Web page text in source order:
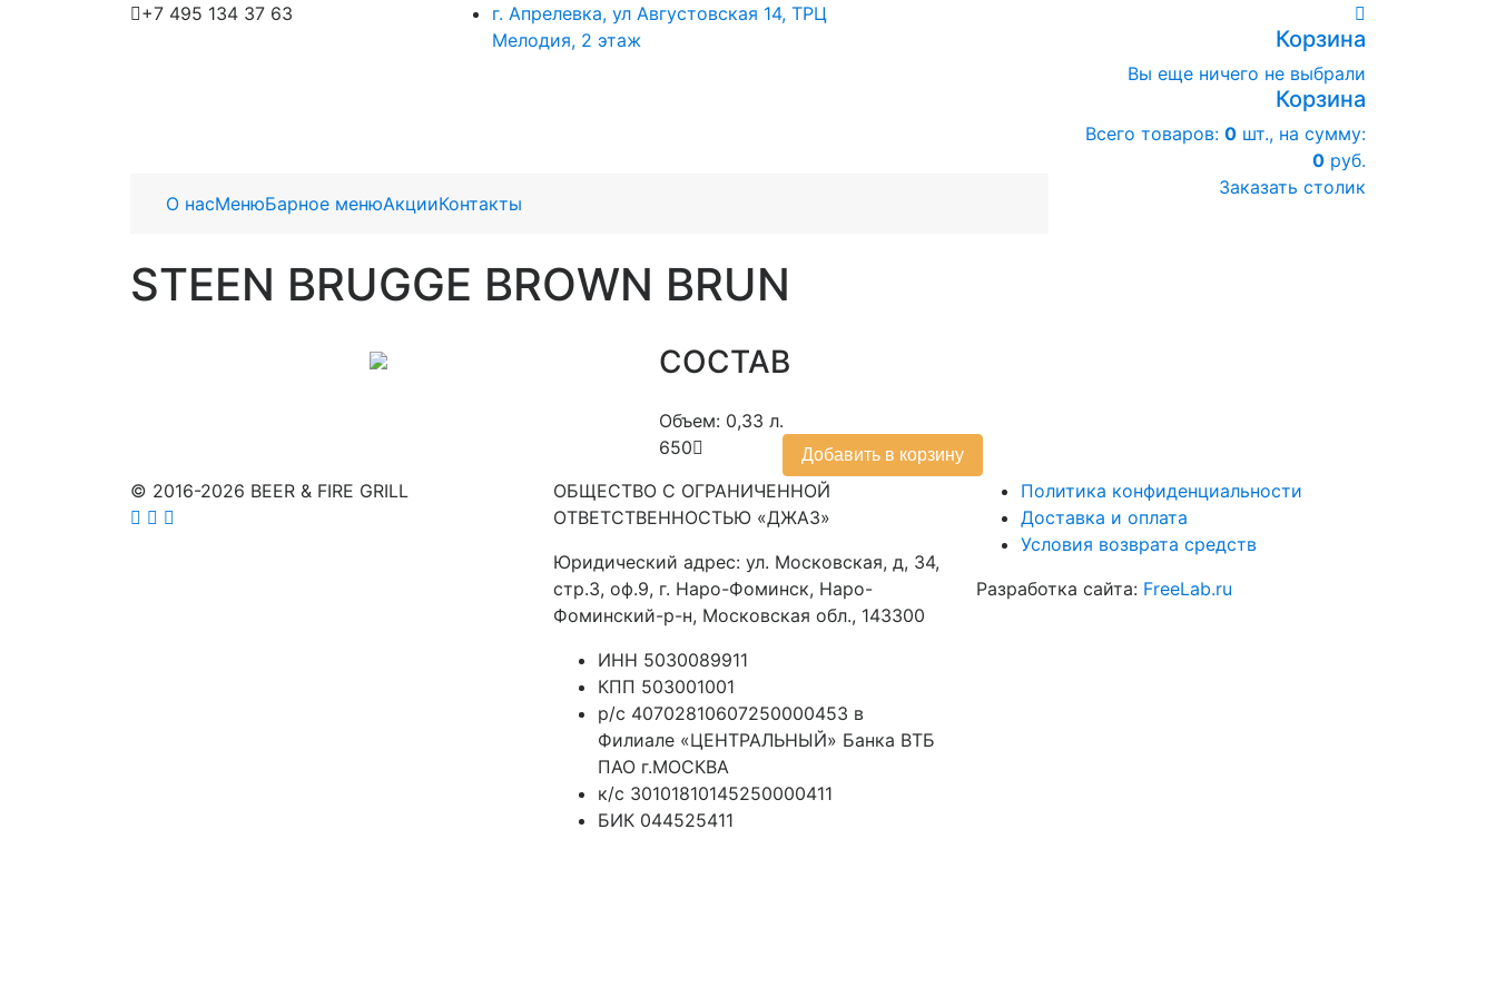
+7 495 134 37 63
г. Апрелевка, ул Августовская 14, ТРЦ
Мелодия, 2 этаж
Корзина
Вы еще ничего не выбрали
Корзина
Всего товаров: 0 шт., на сумму:
0 руб.
О насМенюБарное менюАкцииКонтакты
Заказать столик
STEEN BRUGGE BROWN BRUN
СОСТАВ
Объем: 0,33 л.
650
Добавить в корзину
© 2016-2026 BEER & FIRE GRILL
ОБЩЕСТВО С ОГРАНИЧЕННОЙ
ОТВЕТСТВЕННОСТЬЮ «ДЖАЗ»
Юридический адрес: ул. Московская, д, 34,
стр.3, оф.9, г. Наро-Фоминск, Наро-
Фоминский-р-н, Московская обл., 143300
ИНН 5030089911
КПП 503001001
р/с 40702810607250000453 в
Филиале «ЦЕНТРАЛЬНЫЙ» Банка ВТБ
ПАО г.МОСКВА
к/с 30101810145250000411
БИК 044525411
Политика конфиденциальности
Доставка и оплата
Условия возврата средств
Разработка сайта: FreeLab.ru